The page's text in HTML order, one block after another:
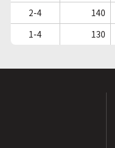
2-4
140
1-4
130